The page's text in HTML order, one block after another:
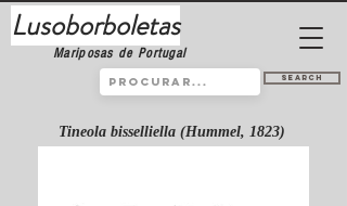
Lusoborboletas
Mariposas de Portugal
Search
Tineola bisselliella (Hummel, 1823)